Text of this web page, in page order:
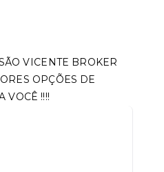
VICENTE BROKER
OPÇÕES DE
VOCÊ !!!!